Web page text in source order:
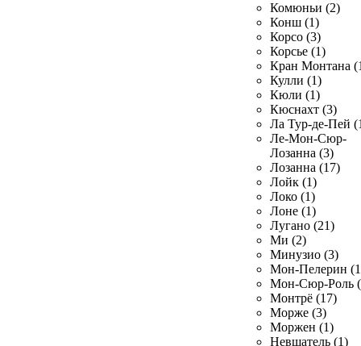
Комюньи (2)
Конш (1)
Корсо (3)
Корсье (1)
Кран Монтана
Кулли (1)
Кюли (1)
Кюснахт (3)
Ла Тур-де-Пей
Ле-Мон-Сюр-
Лозанна (3)
Лозанна (17)
Лойк (1)
Локо (1)
Лоне (1)
Лугано (21)
Ми (2)
Минузио (3)
Мон-Пелерин
Мон-Сюр-Роль
Монтрё (17)
Морже (3)
Моржен (1)
Невшатель (1)